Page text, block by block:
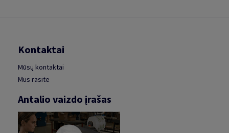
Kontaktai
Mūsų kontaktai
Mus rasite
Antalio vaizdo įrašas